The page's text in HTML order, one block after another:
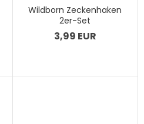
Wildborn Zeckenhaken
2er-Set
3,99 EUR